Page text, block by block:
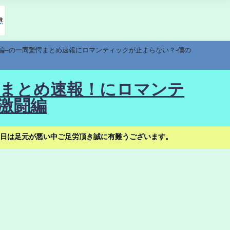
の一同驚愕まとめ速報にロマンティックが止まらない？-僕の
とめ速報！にロマンテ
闘編
足元が悪い中ご足労頂き誠に有難うございます。